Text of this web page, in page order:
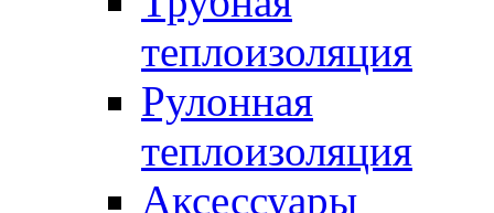
теплоизоляция
Рулонная
теплоизоляция
Аксессуары